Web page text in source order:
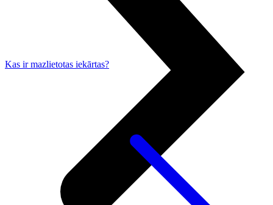
Kas ir mazlietotas iekārtas?